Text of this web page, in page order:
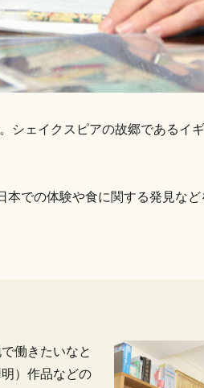
ェイクスピアの故郷であるイ
での体験や食に関する発見など
働きたいなと
）作品などの